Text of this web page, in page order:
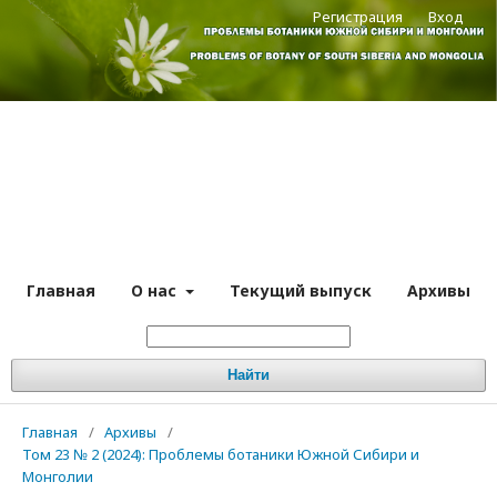
Главная О нас Текущий выпуск Архивы
Найти
Регистрация Вход
Главная / Архивы
/
Том 23 № 2 (2024): Проблемы ботаники Южной Сибири и
Монголии